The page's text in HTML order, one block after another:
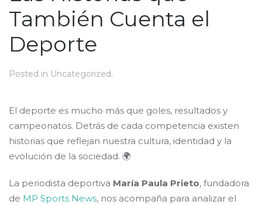
También Cuenta el
Deporte
Posted in Uncategorized.
El deporte es mucho más que goles, resultados y
campeonatos. Detrás de cada competencia existen
historias que reflejan nuestra cultura, identidad y la
evolución de la sociedad. 🌍
La periodista deportiva María Paula Prieto, fundadora
de MP Sports News, nos acompaña para analizar el